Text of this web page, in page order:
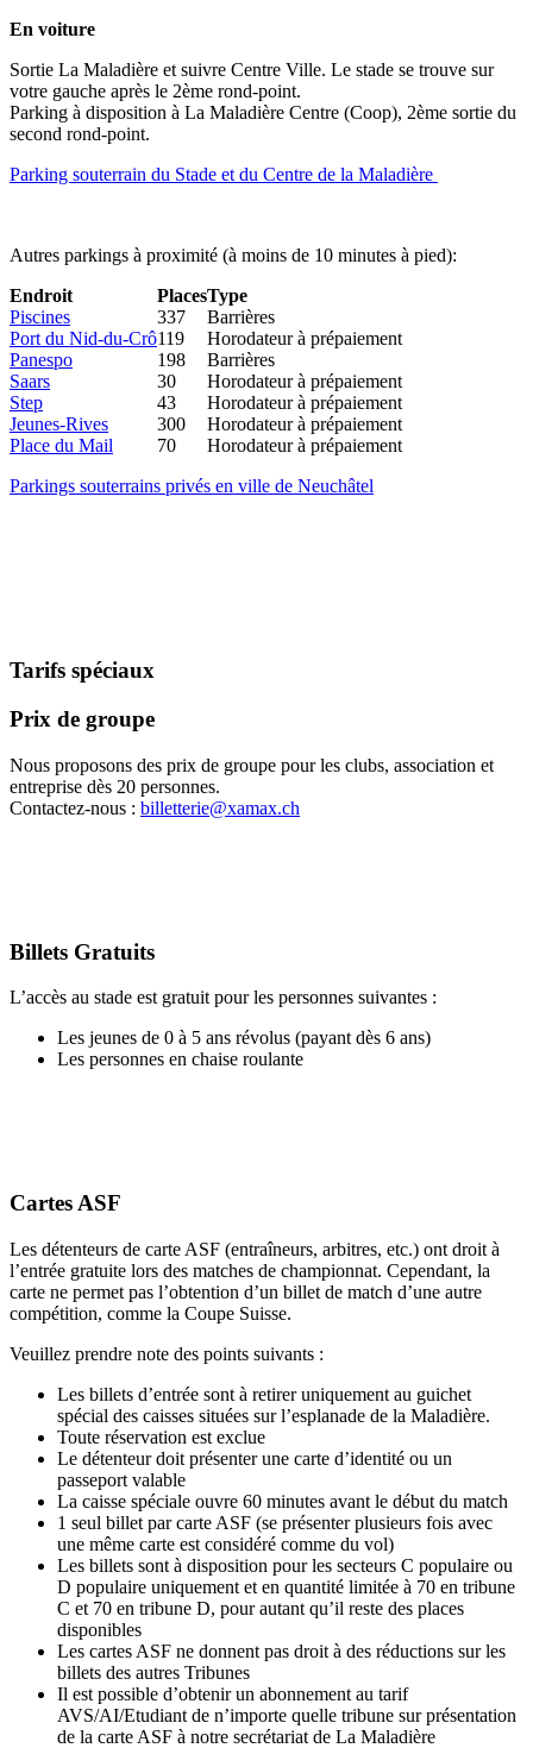
En voiture
Sortie La Maladière et suivre Centre Ville. Le stade se trouve sur
votre gauche après le 2ème rond-point.
Parking à disposition à La Maladière Centre (Coop), 2ème sortie du
second rond-point.
Parking souterrain du Stade et du Centre de la Maladière
Autres parkings à proximité (à moins de 10 minutes à pied):
Endroit
PlacesType
Piscines
337
Barrières
Port du Nid-du-Crô119
Horodateur à prépaiement
Panespo
198
Barrières
Saars
30
Horodateur à prépaiement
Step
43
Horodateur à prépaiement
Jeunes-Rives
300
Horodateur à prépaiement
Place du Mail
70
Horodateur à prépaiement
Parkings souterrains privés en ville de Neuchâtel
Tarifs spéciaux
Prix de groupe
Nous proposons des prix de groupe pour les clubs, association et
entreprise dès 20 personnes.
Contactez-nous : billetterie@xamax.ch
Billets Gratuits
L’accès au stade est gratuit pour les personnes suivantes :
Les jeunes de 0 à 5 ans révolus (payant dès 6 ans)
Les personnes en chaise roulante
Cartes ASF
Les détenteurs de carte ASF (entraîneurs, arbitres, etc.) ont droit à
l’entrée gratuite lors des matches de championnat. Cependant, la
carte ne permet pas l’obtention d’un billet de match d’une autre
compétition, comme la Coupe Suisse.
Veuillez prendre note des points suivants :
Les billets d’entrée sont à retirer uniquement au guichet
spécial des caisses situées sur l’esplanade de la Maladière.
Toute réservation est exclue
Le détenteur doit présenter une carte d’identité ou un
passeport valable
La caisse spéciale ouvre 60 minutes avant le début du match
1 seul billet par carte ASF (se présenter plusieurs fois avec
une même carte est considéré comme du vol)
Les billets sont à disposition pour les secteurs C populaire ou
D populaire uniquement et en quantité limitée à 70 en tribune
C et 70 en tribune D, pour autant qu’il reste des places
disponibles
Les cartes ASF ne donnent pas droit à des réductions sur les
billets des autres Tribunes
Il est possible d’obtenir un abonnement au tarif
AVS/AI/Etudiant de n’importe quelle tribune sur présentation
de la carte ASF à notre secrétariat de La Maladière